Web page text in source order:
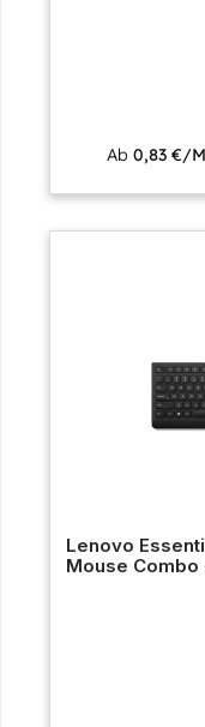
Ab0,83 €/
Lenovo
Mouse Combo